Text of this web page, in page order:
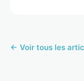
← Voir tous les